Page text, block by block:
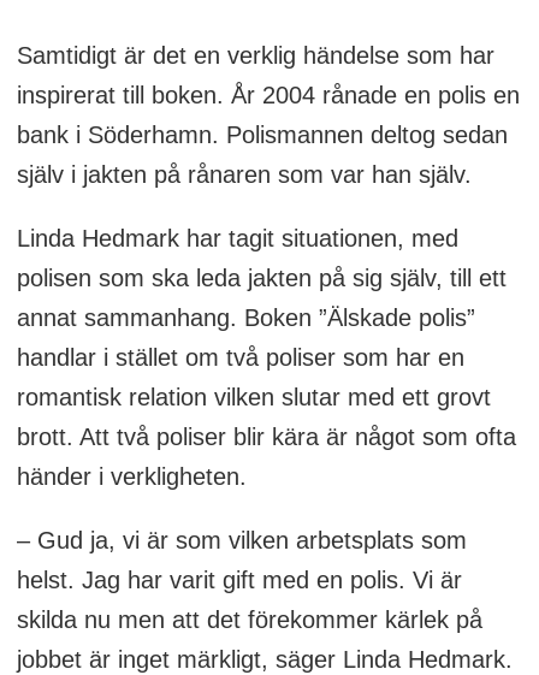
insatsstyrkan, bombskyddet och
polisflyget. Inom Polisen har hon tidigare
bland annat varit polisområdeschef för
Västmanland och lokalområdeschef i
Örebro och Västerås.
● Linda Hedmark har två barn: dottern
Penny, 15 år och sonen Lukas, 25 år.
● Hon har också en hund som heter
Winston, en labradoodle.
● Utöver polisjobbet och författandet driver
Linda Hedmark även en yogastudio.
● Boken ”Älskade polis” är utgiven på
Samtidigt är det en verklig händelse som har
inspirerat till boken. År 2004 rånade en polis en
bank i Söderhamn. Polismannen deltog sedan
själv i jakten på rånaren som var han själv.
Linda Hedmark har tagit situationen, med
polisen som ska leda jakten på sig själv, till ett
annat sammanhang. Boken ”Älskade polis”
handlar i stället om två poliser som har en
romantisk relation vilken slutar med ett grovt
brott. Att två poliser blir kära är något som ofta
händer i verkligheten.
– Gud ja, vi är som vilken arbetsplats som
helst. Jag har varit gift med en polis. Vi är
skilda nu men att det förekommer kärlek på
jobbet är inget märkligt, säger Linda Hedmark.